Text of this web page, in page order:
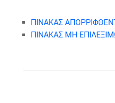
ΠΙΝΑΚΑΣ
ΠΙΝΑΚΑΣ ΜΗ